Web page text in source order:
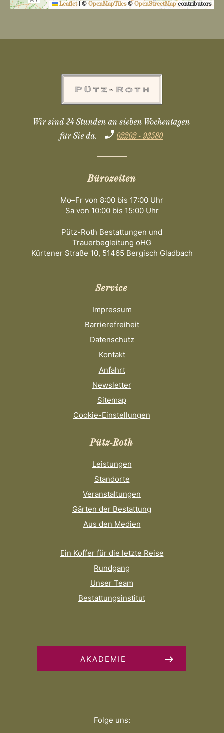
Leaflet | © OpenMapTiles© OpenStreetMap contributors
Wir sind 24 Stunden an sieben Wochentagen
für Sie da.
02202 - 93580
Bürozeiten
Mo–Fr von 8:00 bis 17:00 Uhr
Sa von 10:00 bis 15:00 Uhr
Pütz-Roth Bestattungen und
Trauerbegleitung oHG
Kürtener Straße 10, 51465 Bergisch Gladbach
Service
Impressum
Barrierefreiheit
Datenschutz
Kontakt
Anfahrt
Newsletter
Sitemap
Cookie-Einstellungen
Pütz-Roth
Leistungen
Standorte
Veranstaltungen
Gärten der Bestattung
Aus den Medien
Ein Koffer für die letzte Reise
Rundgang
Unser Team
Bestattungsinstitut
AKADEMIE
Folge uns: